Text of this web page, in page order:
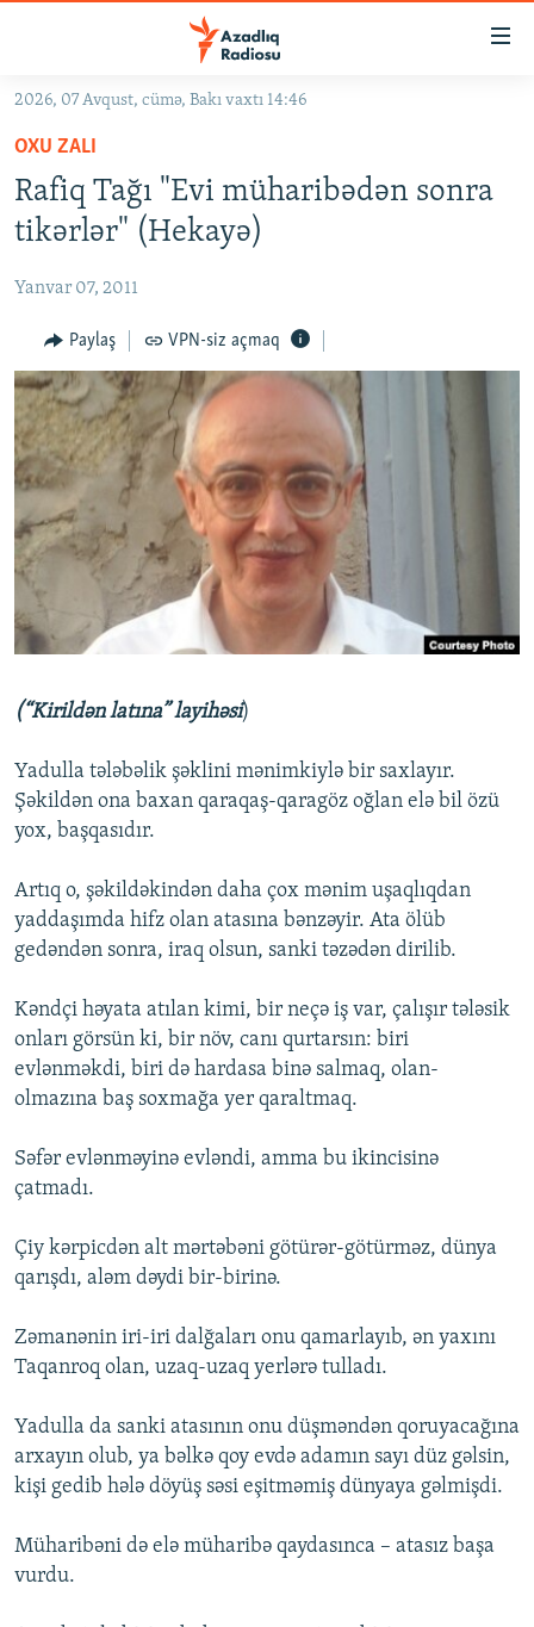
Əsas
qayıt
Əsas
naviqasiyaya
qayıt
#İZAHLA
KORRUPSIOMETR
FƏRQƏ BAX
QANUNI DOĞRU
ARAŞDIRMA
MULTIMEDIA
VIDEO
FOTOQALEREYA
İNFOQRAFIKA
KARIKATURA
RADIO ARXIV
OXU ZALI
AZƏRBAYCAN ƏDƏBIYYATI KITABXANASI
İSLAM VƏ DEMOKRATIYA
İZ - MƏDƏNIYYƏT PROQRAMI
HAQQIMIZDA
MISSIYAMIZ
PEŞƏ ETIKASI VƏ JURNALISTIKA STANDARTLARIMIZ
MATERIALLARIMIZDAN ISTIFADƏ
XƏBƏR BÜLLETENLƏRIMIZ
BIZI IZLƏ
2026, 07 Avqust, cümə, Bakı vaxtı 14:46
OXU ZALI
Rafiq Tağı "Evi müharibədən sonra
tikərlər" (Hekayə)
Yanvar 07, 2011
Paylaş VPN-siz açmaq
(“Kirildən latına” layihəsi)
Yadulla tələbəlik şəklini mənimkiylə bir saxlayır.
Şəkildən ona baxan qaraqaş-qaragöz oğlan elə bil özü
yox, başqasıdır.
Artıq o, şəkildəkindən daha çox mənim uşaqlıqdan
yaddaşımda hifz olan atasına bənzəyir. Ata ölüb
gedəndən sonra, iraq olsun, sanki təzədən dirilib.
Kəndçi həyata atılan kimi, bir neçə iş var, çalışır tələsik
onları görsün ki, bir növ, canı qurtarsın: biri
evlənməkdi, biri də hardasa binə salmaq, olan-
olmazına baş soxmağa yer qaraltmaq.
Səfər evlənməyinə evləndi, amma bu ikincisinə
çatmadı.
Çiy kərpicdən alt mərtəbəni götürər-götürməz, dünya
qarışdı, aləm dəydi bir-birinə.
Zəmanənin iri-iri dalğaları onu qamarlayıb, ən yaxını
Taqanroq olan, uzaq-uzaq yerlərə tulladı.
Yadulla da sanki atasının onu düşməndən qoruyacağına
arxayın olub, ya bəlkə qoy evdə adamın sayı düz gəlsin,
kişi gedib hələ döyüş səsi eşitməmiş dünyaya gəlmişdi.
Müharibəni də elə müharibə qaydasınca – atasız başa
vurdu.